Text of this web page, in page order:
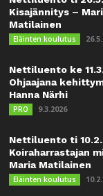
Kisajännitys –
Matilainen
Eläinten koulutus
Nettiluento ke
Ohjaajana
Hanna Närhi
PRO 9.3.2026
Nettiluento ti
Koiraharrastajan
Maria Matilainen
Eläinten koulutus